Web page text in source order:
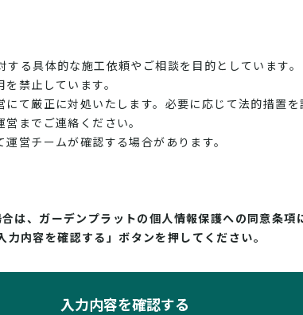
る具体的な施工依頼やご相談を目的としています。
禁止しています。
て厳正に対処いたします。必要に応じて法的措置
までご連絡ください。
営チームが確認する場合があります。
合は、ガーデンプラットの個人情報保護への同意条項
入力内容を確認する」ボタンを押してください。
入力内容を確認する